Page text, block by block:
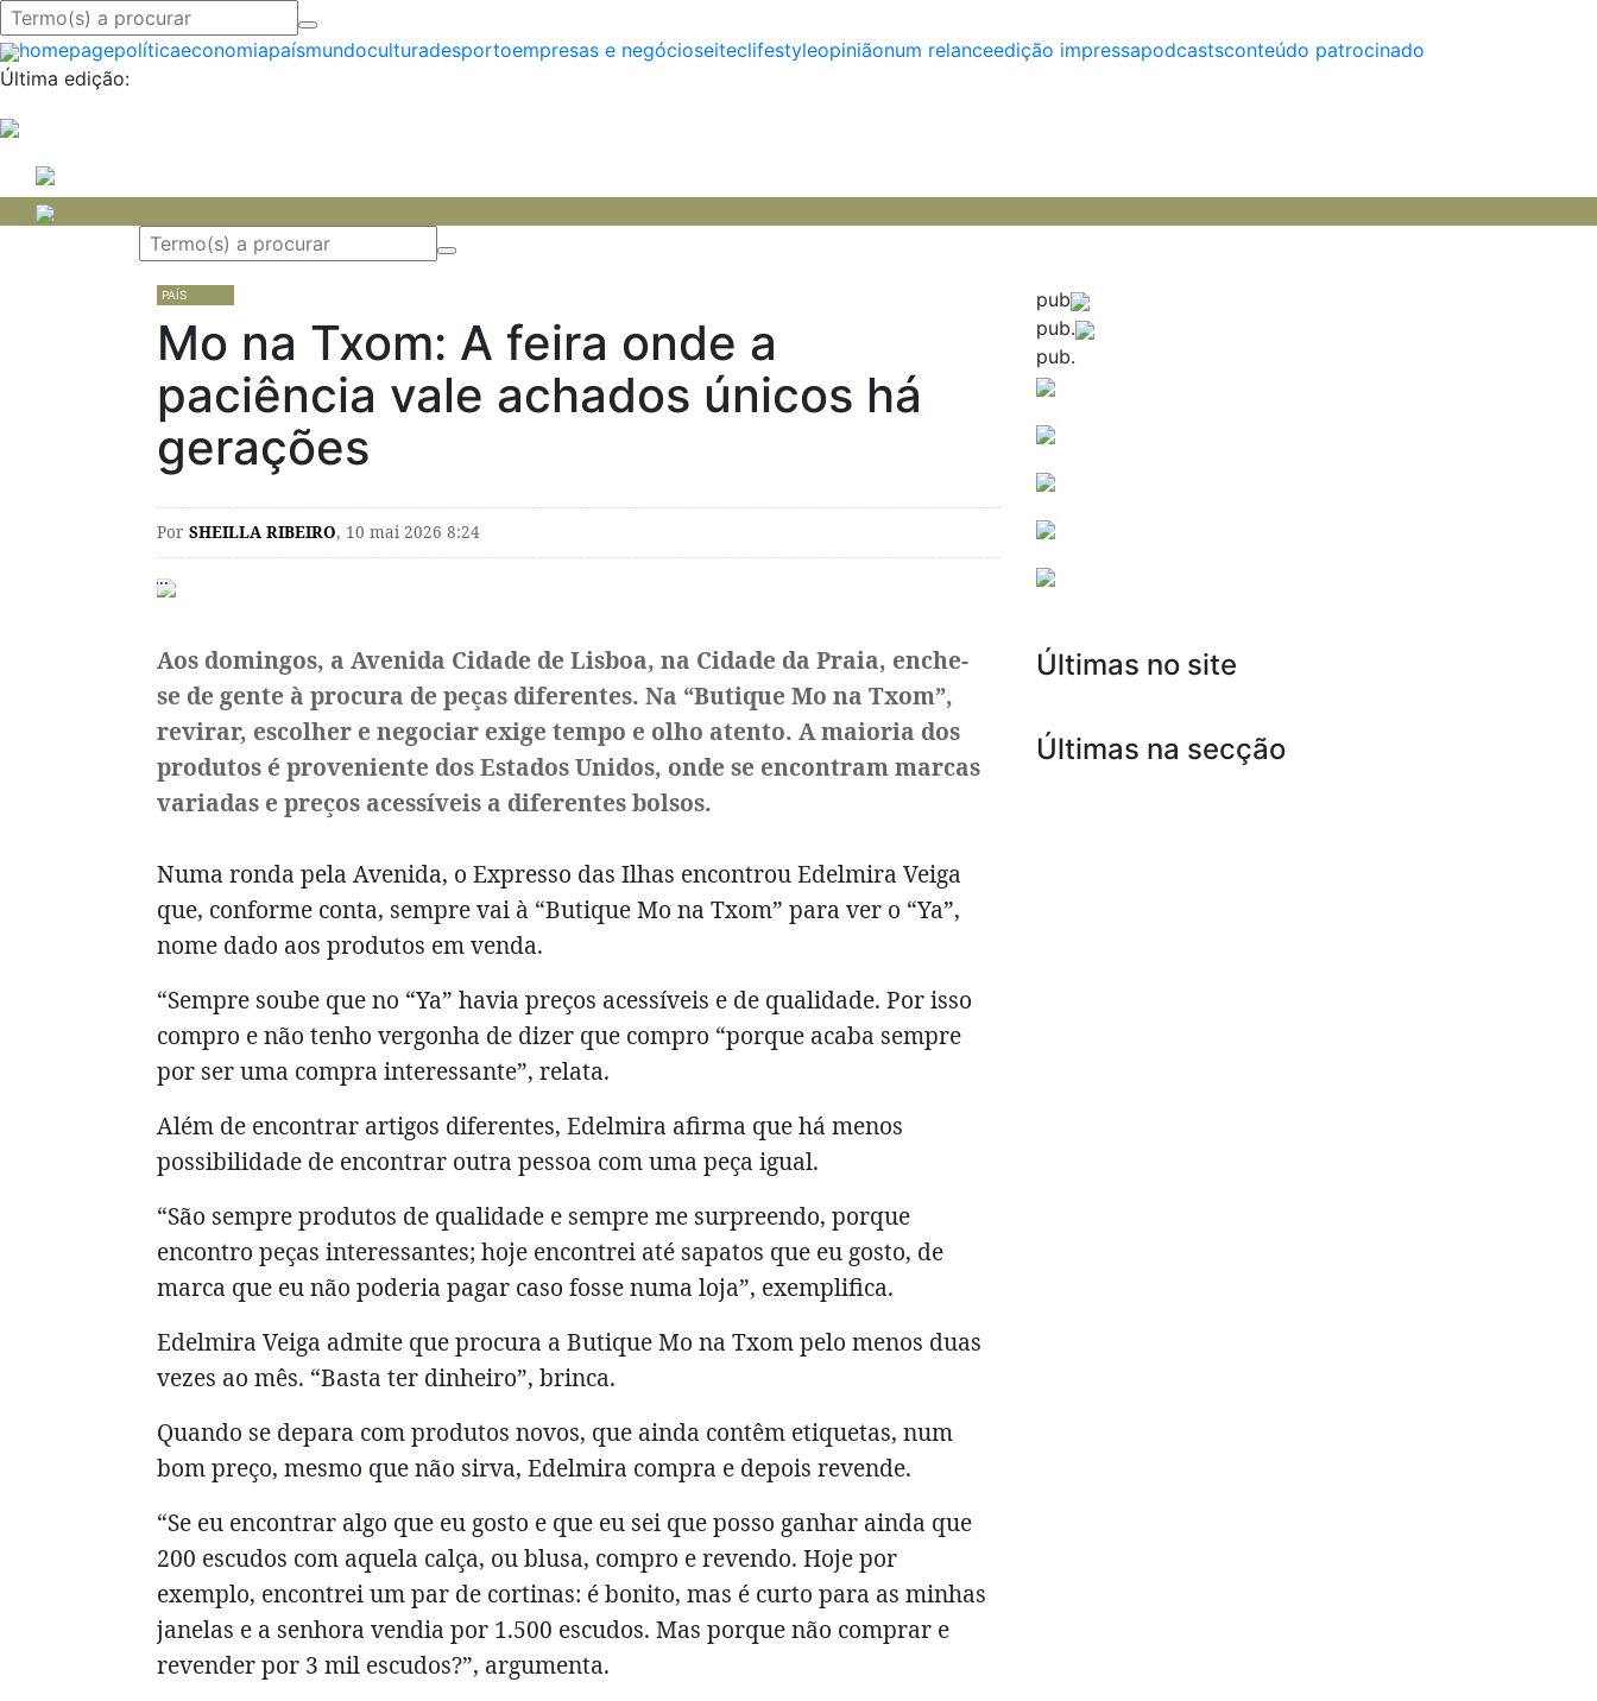
homepagepolíticaeconomiapaísmundoculturadesportoempresas e negócioseiteclifestyleopiniãonum relanceedição impressapodcastsconteúdo patrocinado
Última edição:
PAÍS
Mo na Txom: A feira onde a
paciência vale achados únicos há
gerações
Por SHEILLA RIBEIRO, 10 mai 2026 8:24
Aos domingos, a Avenida Cidade de Lisboa, na Cidade da Praia, enche-
se de gente à procura de peças diferentes. Na “Butique Mo na Txom”,
revirar, escolher e negociar exige tempo e olho atento. A maioria dos
produtos é proveniente dos Estados Unidos, onde se encontram marcas
variadas e preços acessíveis a diferentes bolsos.
Numa ronda pela Avenida, o Expresso das Ilhas encontrou Edelmira Veiga
que, conforme conta, sempre vai à “Butique Mo na Txom” para ver o “Ya”,
nome dado aos produtos em venda.
“Sempre soube que no “Ya” havia preços acessíveis e de qualidade. Por isso
compro e não tenho vergonha de dizer que compro “porque acaba sempre
por ser uma compra interessante”, relata.
Além de encontrar artigos diferentes, Edelmira afirma que há menos
possibilidade de encontrar outra pessoa com uma peça igual.
“São sempre produtos de qualidade e sempre me surpreendo, porque
encontro peças interessantes; hoje encontrei até sapatos que eu gosto, de
marca que eu não poderia pagar caso fosse numa loja”, exemplifica.
Edelmira Veiga admite que procura a Butique Mo na Txom pelo menos duas
vezes ao mês. “Basta ter dinheiro”, brinca.
Quando se depara com produtos novos, que ainda contêm etiquetas, num
bom preço, mesmo que não sirva, Edelmira compra e depois revende.
“Se eu encontrar algo que eu gosto e que eu sei que posso ganhar ainda que
200 escudos com aquela calça, ou blusa, compro e revendo. Hoje por
exemplo, encontrei um par de cortinas: é bonito, mas é curto para as minhas
janelas e a senhora vendia por 1.500 escudos. Mas porque não comprar e
revender por 3 mil escudos?”, argumenta.
pub
pub.
pub.
Últimas no site
Últimas na secção